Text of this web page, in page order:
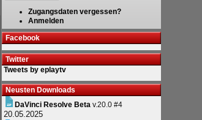
Zugangsdaten vergessen?
Anmelden
Facebook
Twitter
Tweets by eplaytv
Neusten Downloads
DaVinci Resolve Beta v.20.0 #4
20.05.2025